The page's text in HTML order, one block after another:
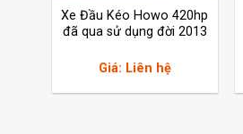
Xe Đầu Kéo Howo 420hp
đã qua sử dụng đời 2013
Giá: Liên hệ